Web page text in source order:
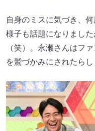
自身のミスに気づき、
様子も話題になりまし
（笑）。永瀬さんはフ
を鷲づかみにされたら